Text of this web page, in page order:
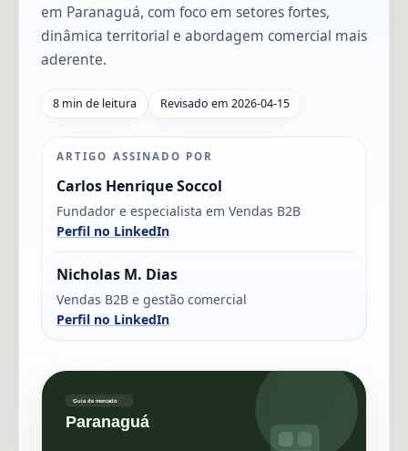
em Paranaguá, com foco em setores fortes,
dinâmica territorial e abordagem comercial mais
aderente.
8 min de leitura Revisado em 2026-04-15
ARTIGO ASSINADO POR
Carlos Henrique Soccol
Fundador e especialista em Vendas B2B
Perfil no LinkedIn
Nicholas M. Dias
Vendas B2B e gestão comercial
Perfil no LinkedIn